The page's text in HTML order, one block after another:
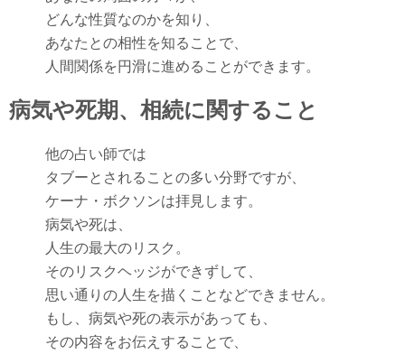
どんな性質なのかを知り、
あなたとの相性を知ることで、
人間関係を円滑に進めることができます。
病気や死期、相続に関すること
他の占い師では
タブーとされることの多い分野ですが、
ケーナ・ボクソンは拝見します。
病気や死は、
人生の最大のリスク。
そのリスクヘッジができずして、
思い通りの人生を描くことなどできません。
もし、病気や死の表示があっても、
その内容をお伝えすることで、